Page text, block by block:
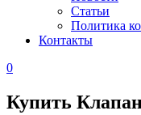
Статьи
Политика
Контакты
0
Купить